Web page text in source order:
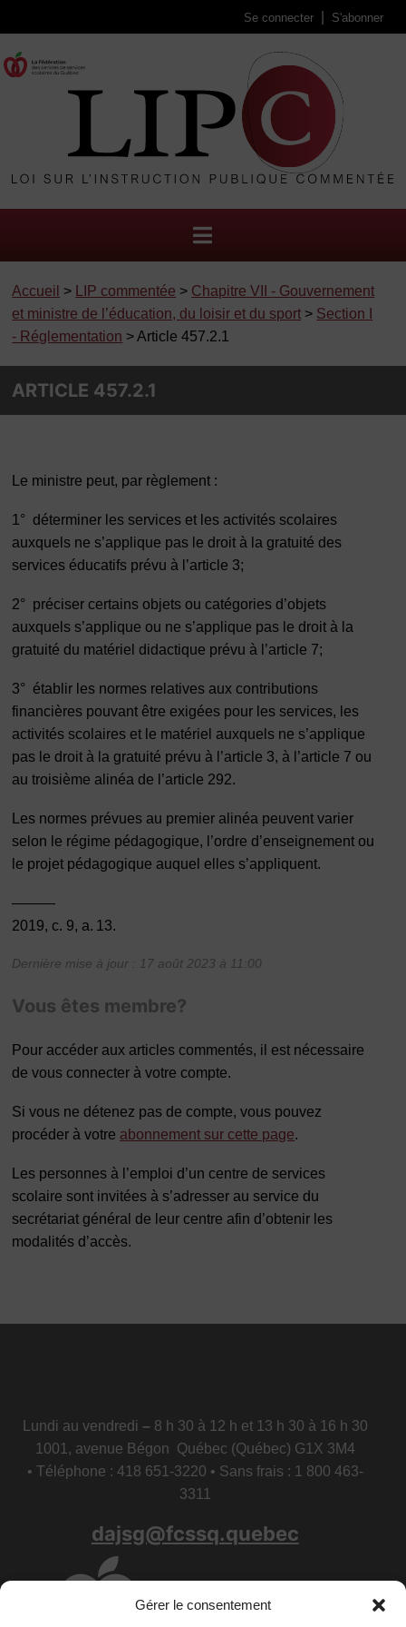
Gérer le consentement
Se connecter S'abonner
Accueil > LIP commentée > Chapitre VII - Gouvernement
et ministre de l’éducation, du loisir et du sport > Section I
- Réglementation > Article 457.2.1
ARTICLE 457.2.1
Le ministre peut, par règlement :
1° déterminer les services et les activités scolaires
auxquels ne s’applique pas le droit à la gratuité des
services éducatifs prévu à l’article 3;
2° préciser certains objets ou catégories d’objets
auxquels s’applique ou ne s’applique pas le droit à la
gratuité du matériel didactique prévu à l’article 7;
3° établir les normes relatives aux contributions
financières pouvant être exigées pour les services, les
activités scolaires et le matériel auxquels ne s’applique
pas le droit à la gratuité prévu à l’article 3, à l’article 7 ou
au troisième alinéa de l’article 292.
Les normes prévues au premier alinéa peuvent varier
selon le régime pédagogique, l’ordre d’enseignement ou
le projet pédagogique auquel elles s’appliquent.
———
2019, c. 9, a. 13.
Dernière mise à jour : 17 août 2023 à 11:00
Vous êtes membre?
Pour accéder aux articles commentés, il est nécessaire
de vous connecter à votre compte.
Si vous ne détenez pas de compte, vous pouvez
procéder à votre abonnement sur cette page.
Les personnes à l’emploi d’un centre de services
scolaire sont invitées à s’adresser au service du
secrétariat général de leur centre afin d’obtenir les
modalités d’accès.
Lundi au vendredi – 8 h 30 à 12 h et 13 h 30 à 16 h 30
1001, avenue Bégon Québec (Québec) G1X 3M4
• Téléphone : 418 651-3220 • Sans frais : 1 800 463-
3311
dajsg@fcssq.quebec